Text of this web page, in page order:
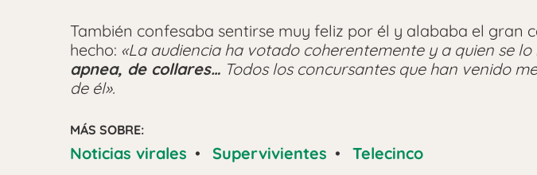
También confesaba sentirse muy feliz por él y alababa el gran
hecho: «La audiencia ha votado coherentemente y a quien se lo
apnea, de collares… Todos los concursantes que han venido
de él».
MÁS SOBRE:
Noticias virales • Supervivientes • Telecinco